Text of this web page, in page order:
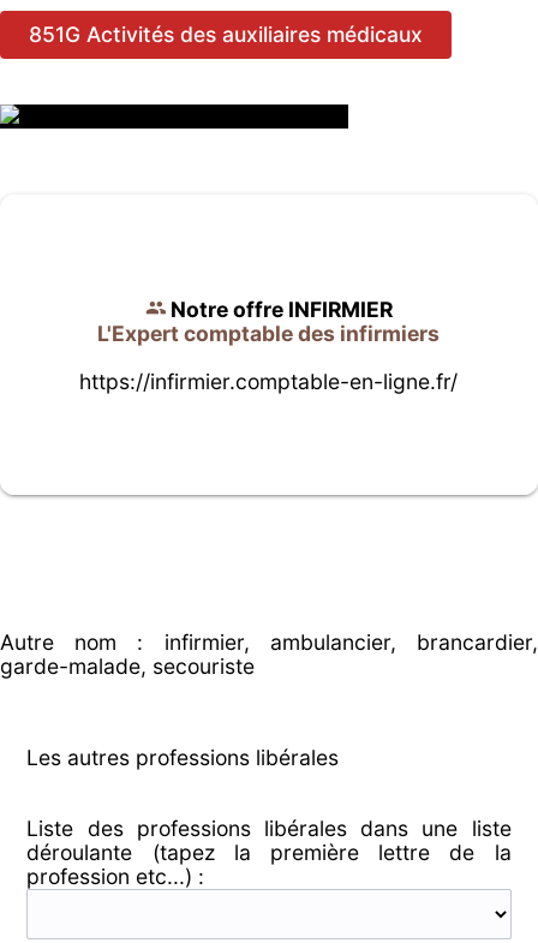
851G Activités des auxiliaires médicaux
Notre offre INFIRMIER
L'Expert comptable des infirmiers
https://infirmier.comptable-en-ligne.fr/
Autre nom : infirmier, ambulancier, brancardier,
garde-malade, secouriste
Les autres professions libérales
Liste des professions libérales dans une liste
déroulante (tapez la première lettre de la
profession etc...) :